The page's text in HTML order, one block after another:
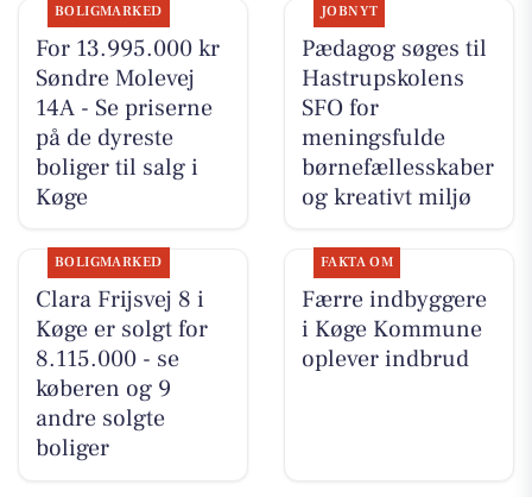
BOLIGMARKED
For 13.995.000 kr
Søndre Molevej
14A - Se priserne
på de dyreste
boliger til salg i
Køge
JOBNYT
Pædagog søges til
Hastrupskolens
SFO for
meningsfulde
børnefællesskaber
og kreativt miljø
BOLIGMARKED
Clara Frijsvej 8 i
Køge er solgt for
8.115.000 - se
køberen og 9
andre solgte
boliger
FAKTA OM
Færre indbyggere
i Køge Kommune
oplever indbrud